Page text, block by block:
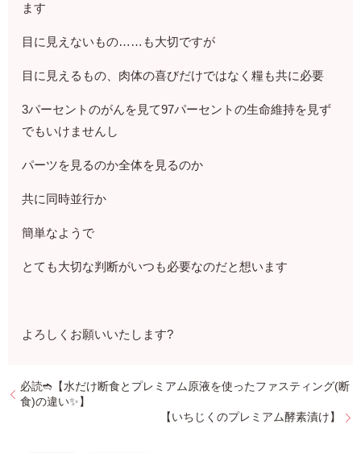
ます
目に見えないもの……も大切ですが
目に見えるもの、肉体の喜びだけではなく糧も共に必要
3パーセントのがんを見て97パーセントの生命維持を見ず
でもいけませんし
パーツを見るのか全体を見るのか
共に同時並行か
簡単なようで
とても大切な判断がいつも必要なのだと想います
よろしくお願いいたします?
必読➬【水だけ断食とプレミアム原液を使ったファスティング(断
食)の違い✨】
【いちじくのプレミアム酵素漬け】